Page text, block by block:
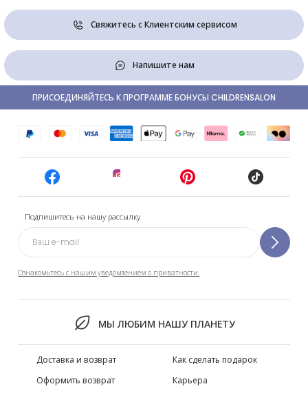
Свяжитесь с Клиентским сервисом
Напишите нам
Подпишитесь на нашу рассылку
Ознакомьтесь с нашим уведомлением о приватности.
МЫ ЛЮБИМ НАШУ ПЛАНЕТУ
ПРИСОЕДИНЯЙТЕСЬ К ПРОГРАММЕ БОНУСЫ CHILDRENSALON
Доставка и возврат
Оформить возврат
Как сделать подарок
Карьера